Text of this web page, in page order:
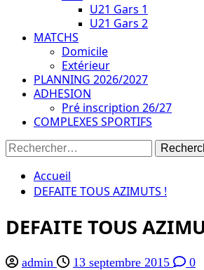
U21 Gars 1
U21 Gars 2
MATCHS
Domicile
Extérieur
PLANNING 2026/2027
ADHESION
Pré inscription 26/27
COMPLEXES SPORTIFS
Rechercher :
Accueil
DEFAITE TOUS AZIMUTS !
DEFAITE TOUS
admin 13 septembre 2015 0